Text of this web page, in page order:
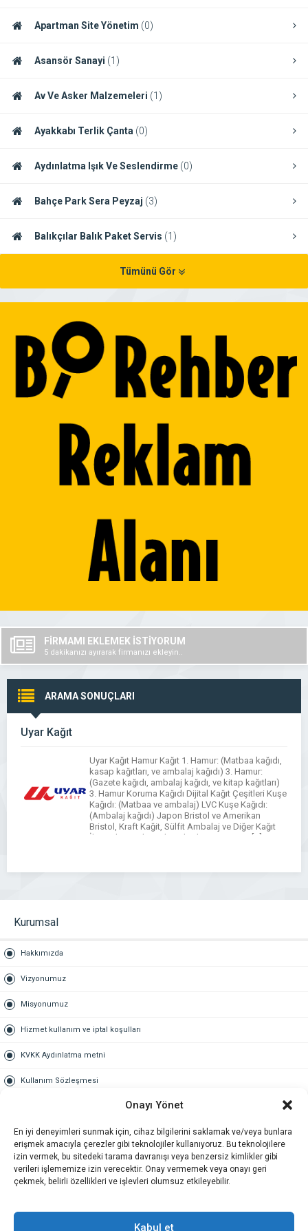
Onayı Yönet
En iyi deneyimleri sunmak için, cihaz bilgilerini saklamak ve/veya bunlara
erişmek amacıyla çerezler gibi teknolojiler kullanıyoruz. Bu teknolojilere
izin vermek, bu sitedeki tarama davranışı veya benzersiz kimlikler gibi
verileri işlememize izin verecektir. Onay vermemek veya onayı geri
çekmek, belirli özellikleri ve işlevleri olumsuz etkileyebilir.
Kabul et
Apartman Site Yönetim (0)
Asansör Sanayi (1)
Av Ve Asker Malzemeleri (1)
Ayakkabı Terlik Çanta (0)
Aydınlatma Işık Ve Seslendirme (0)
Bahçe Park Sera Peyzaj (3)
Balıkçılar Balık Paket Servis (1)
Tümünü Gör
FİRMAMI EKLEMEK İSTİYORUM
5 dakikanızı ayırarak firmanızı ekleyin..
ARAMA SONUÇLARI
Uyar Kağıt
Uyar Kağıt Hamur Kağıt 1. Hamur: (Matbaa kağıdı,
kasap kağıtları, ve ambalaj kağıdı) 3. Hamur:
(Gazete kağıdı, ambalaj kağıdı, ve kitap kağıtları)
3. Hamur Koruma Kağıdı Dijital Kağıt Çeşitleri Kuşe
Kağıdı: (Matbaa ve ambalaj) LVC Kuşe Kağıdı:
(Ambalaj kağıdı) Japon Bristol ve Amerikan
Bristol, Kraft Kağit, Sülfit Ambalaj ve Diğer Kağıt
İhtiyaçlarınızda, Bobin Ebatlama, Giyotin, […]
Kurumsal
Hakkımızda
Vizyonumuz
Misyonumuz
Hizmet kullanım ve iptal koşulları
KVKK Aydınlatma metni
Kullanım Sözleşmesi
Gold üyelik nedir
Kariyer